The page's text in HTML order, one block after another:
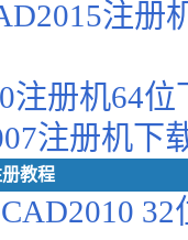
注册
注册机64
注册机下
教程